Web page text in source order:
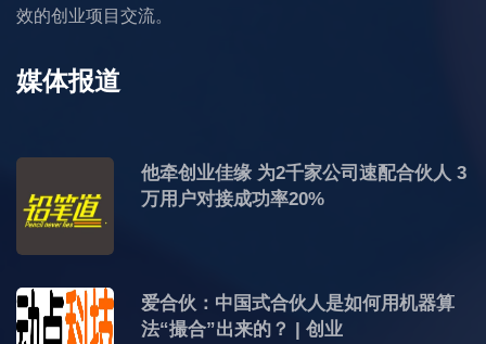
效的创业项目交流。
媒体报道
他牵创业佳缘 为2千家公司速配合伙人 3
万用户对接成功率20%
爱合伙：中国式合伙人是如何用机器算
法“撮合”出来的？ | 创业